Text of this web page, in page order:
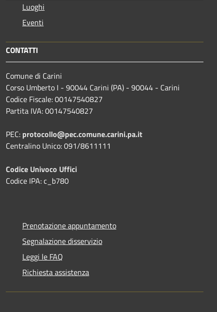
Luoghi
Eventi
CONTATTI
Comune di Carini
Corso Umberto I - 90044 Carini (PA) - 90044 - Carini
Codice Fiscale: 00147540827
Partita IVA: 00147540827
PEC: protocollo@pec.comune.carini.pa.it
Centralino Unico: 091/8611111
Codice Univoco Uffici
Codice IPA: c_b780
Prenotazione appuntamento
Segnalazione disservizio
Leggi le FAQ
Richiesta assistenza